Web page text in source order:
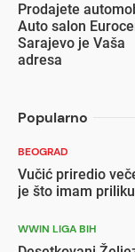
Prodajete
Auto salon
Sarajevo je Vaša
adresa
Popularno
BEOGRAD
Vučić priredio
je što imam
WWIN LIGA BIH